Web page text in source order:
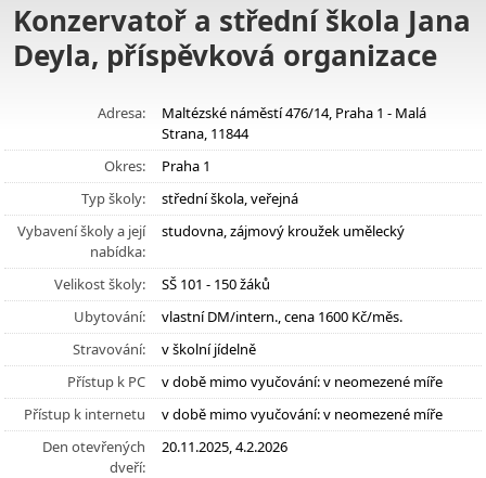
Konzervatoř a střední škola Jana
Deyla, příspěvková organizace
Adresa:
Maltézské náměstí 476/14, Praha 1 - Malá
Strana, 11844
Okres:
Praha 1
Typ školy:
střední škola, veřejná
Vybavení školy a její
nabídka:
studovna, zájmový kroužek umělecký
Velikost školy:
SŠ 101 - 150 žáků
Ubytování:
vlastní DM/intern., cena 1600 Kč/měs.
Stravování:
v školní jídelně
Přístup k PC
v době mimo vyučování: v neomezené míře
Přístup k internetu
v době mimo vyučování: v neomezené míře
Den otevřených
dveří:
20.11.2025, 4.2.2026